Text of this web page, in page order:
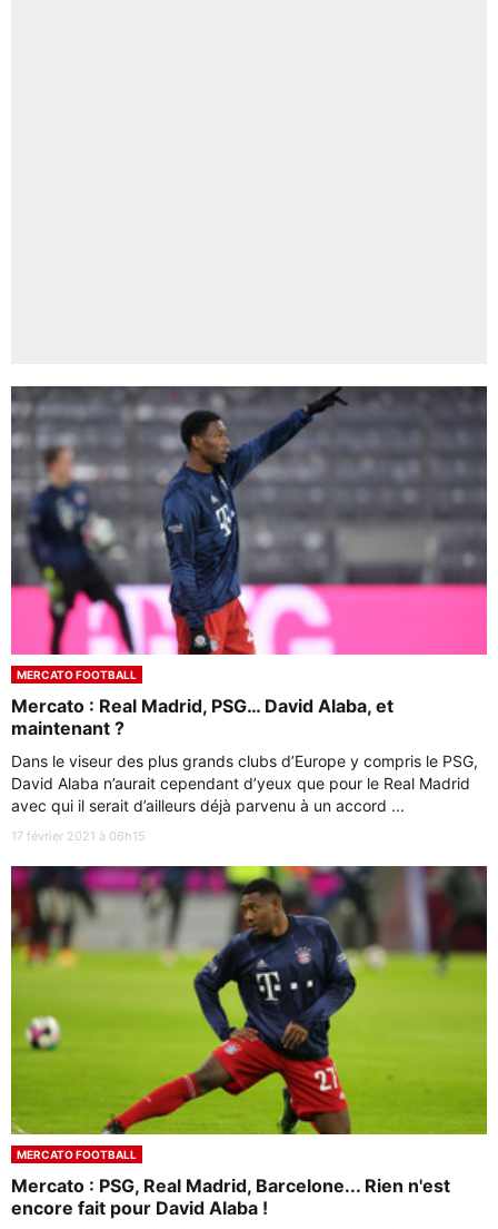
MERCATO FOOTBALL
Mercato : Real Madrid, PSG… David Alaba, et
maintenant ?
Dans le viseur des plus grands clubs d’Europe y compris le PSG,
David Alaba n’aurait cependant d’yeux que pour le Real Madrid
avec qui il serait d’ailleurs déjà parvenu à un accord ...
17 février 2021 à 06h15
MERCATO FOOTBALL
Mercato : PSG, Real Madrid, Barcelone... Rien n'est
encore fait pour David Alaba !